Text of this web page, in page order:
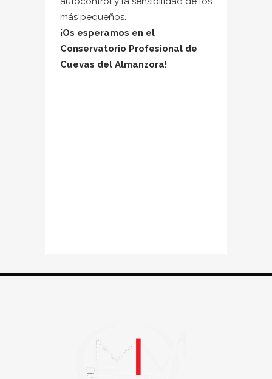
más pequeños.
¡Os esperamos en el
Conservatorio Profesional de
Cuevas del Almanzora!